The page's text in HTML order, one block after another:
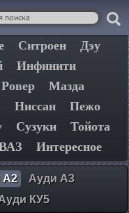
Ситроен
Дэу
Инфинити
Мазда
Ниссан
Пежо
Сузуки
Тойота
Интересное
А2
Ауди А3
КУ5